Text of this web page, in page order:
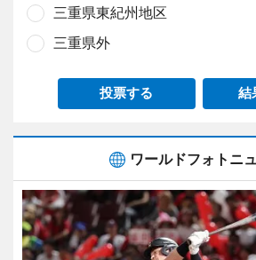
三重県東紀州地区
三重県外
投票する 結
ワールドフォトニ